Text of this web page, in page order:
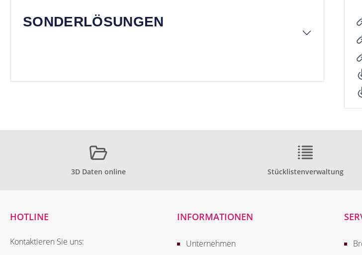
SONDERLÖSUNGEN
3D Daten online Stücklistenverwaltung
HOTLINE
Kontaktieren Sie uns:
INFORMATIONEN
Unternehmen